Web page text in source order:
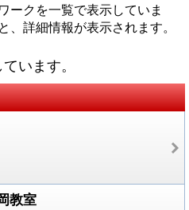
ークを一覧で表示していま
、詳細情報が表示されます。
います。
教室